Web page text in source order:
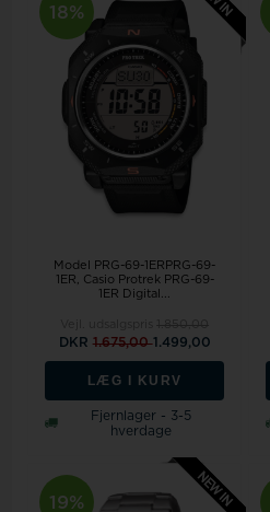
18%
Model PRG-69-1ERPRG-69-
1ER, Casio Protrek PRG-69-
1ER Digital...
DKR 1.675,001.499,00
LÆG I KURV
Fjernlager - 3-5
hverdage
19%